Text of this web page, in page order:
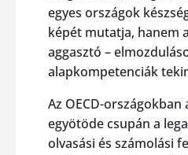
egyes országok
képét mutatja, hanem
aggasztó –
alapkompetenciák
Az OECD-
egyötöde csupán a
olvasási és számolási